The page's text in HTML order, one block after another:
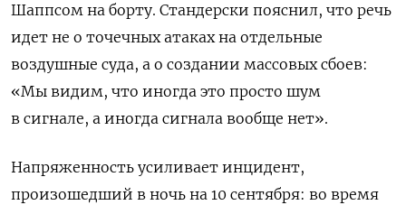
Шаппсом на борту. Стандерски пояснил, что речь
идет не о точечных атаках на отдельные
воздушные суда, а о создании массовых сбоев:
«Мы видим, что иногда это просто шум
в сигнале, а иногда сигнала вообще нет».
Напряженность усиливает инцидент,
произошедший в ночь на 10 сентября: во время